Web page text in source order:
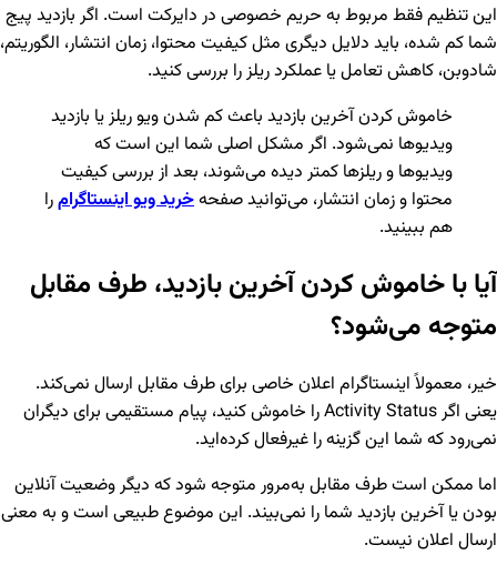
این تنظیم فقط مربوط به حریم خصوصی در دایرکت است. اگر بازدید پیج
شما کم شده، باید دلایل دیگری مثل کیفیت محتوا، زمان انتشار، الگوریتم،
شادوبن، کاهش تعامل یا عملکرد ریلز را بررسی کنید.
خاموش کردن آخرین بازدید باعث کم شدن ویو ریلز یا بازدید
ویدیوها نمی‌شود. اگر مشکل اصلی شما این است که
ویدیوها و ریلزها کمتر دیده می‌شوند، بعد از بررسی کیفیت
محتوا و زمان انتشار، می‌توانید صفحهخرید ویو اینستاگرامرا
هم ببینید.
آیا با خاموش کردن آخرین بازدید، طرف مقابل
متوجه می‌شود؟
خیر، معمولاً اینستاگرام اعلان خاصی برای طرف مقابل ارسال نمی‌کند.
یعنی اگر Activity Status را خاموش کنید، پیام مستقیمی برای دیگران
نمی‌رود که شما این گزینه را غیرفعال کرده‌اید.
اما ممکن است طرف مقابل به‌مرور متوجه شود که دیگر وضعیت آنلاین
بودن یا آخرین بازدید شما را نمی‌بیند. این موضوع طبیعی است و به معنی
ارسال اعلان نیست.